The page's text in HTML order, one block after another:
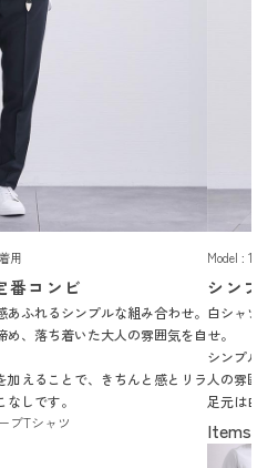
用
番コンビ
ふれるシンプルな組み合わせ。
、落ち着いた大人の雰囲気を自
えることで、きちんと感とリラ
しです。
ブTシャツ
Model : 182
シンプ
白シャツ
せ。
シンプル
人の雰囲
足元は白
仕上げまし